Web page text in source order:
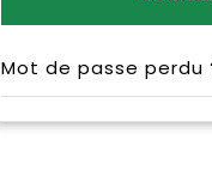
Mot de passe perdu